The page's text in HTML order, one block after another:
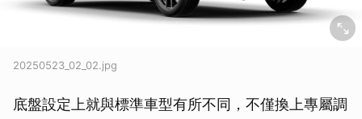
20250523_02_02.jpg
底盤設定上就與標準車型有所不同，不僅換上專屬調